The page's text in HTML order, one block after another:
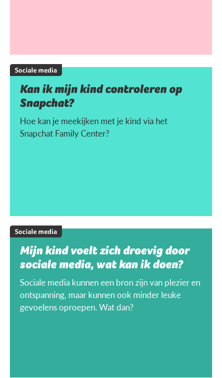
Sociale media
Kan ik mijn kind controleren op
Snapchat?
Hoe kan je meekijken met je kind via het
Snapchat Family Center?
Sociale media
Mijn kind voelt zich droevig door
sociale media, wat kan ik doen?
Sociale media kunnen een bron zijn van plezier en
ontspanning, maar kunnen ook minder leuke
gevoelens oproepen. Wat dan?